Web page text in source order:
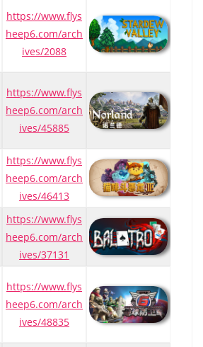
https://www.flys
heep6.com/arch
ives/2088
https://www.flys
heep6.com/arch
ives/45885
https://www.flys
heep6.com/arch
ives/46413
https://www.flys
heep6.com/arch
ives/37131
https://www.flys
heep6.com/arch
ives/48835